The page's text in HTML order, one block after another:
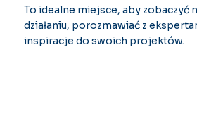
To idealne miejsce, aby zobaczyć
działaniu, porozmawiać z
inspiracje do swoich projektów.